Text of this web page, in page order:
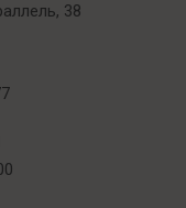
38